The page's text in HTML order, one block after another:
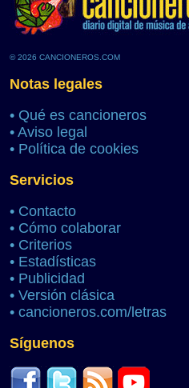
© 2026 CANCIONEROS.COM
Notas legales
• Qué es cancioneros
• Aviso legal
• Política de cookies
Servicios
• Contacto
• Cómo colaborar
• Criterios
• Estadísticas
• Publicidad
• Versión clásica
• cancioneros.com/letras
Síguenos